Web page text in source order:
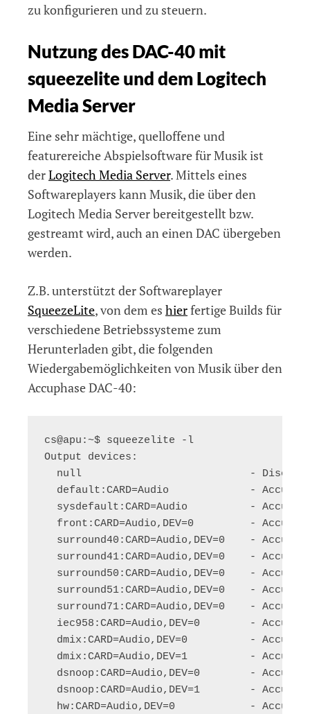
zu konfigurieren und zu steuern.
Nutzung des DAC-40 mit
squeezelite und dem Logitech
Media Server
Eine sehr mächtige, quelloffene und
featurereiche Abspielsoftware für Musik ist
derLogitech Media Server. Mittels eines
Softwareplayers kann Musik, die über den
Logitech Media Server bereitgestellt bzw.
gestreamt wird, auch an einen DAC übergeben
werden.
Z.B. unterstützt der Softwareplayer
SqueezeLite, von dem es hierfertige Builds für
verschiedene Betriebssysteme zum
Herunterladen gibt, die folgenden
Wiedergabemöglichkeiten von Musik über den
Accuphase DAC-40:
cs@apu:~$ squeezelite -l
Output devices:
null                           -
default:CARD=Audio             -
sysdefault:CARD=Audio          -
front:CARD=Audio,DEV=0         -
surround40:CARD=Audio,DEV=0    -
surround41:CARD=Audio,DEV=0    -
surround50:CARD=Audio,DEV=0    -
surround51:CARD=Audio,DEV=0    -
surround71:CARD=Audio,DEV=0    -
iec958:CARD=Audio,DEV=0        -
dmix:CARD=Audio,DEV=0          -
dmix:CARD=Audio,DEV=1          -
dsnoop:CARD=Audio,DEV=0        -
dsnoop:CARD=Audio,DEV=1        -
hw:CARD=Audio,DEV=0            -